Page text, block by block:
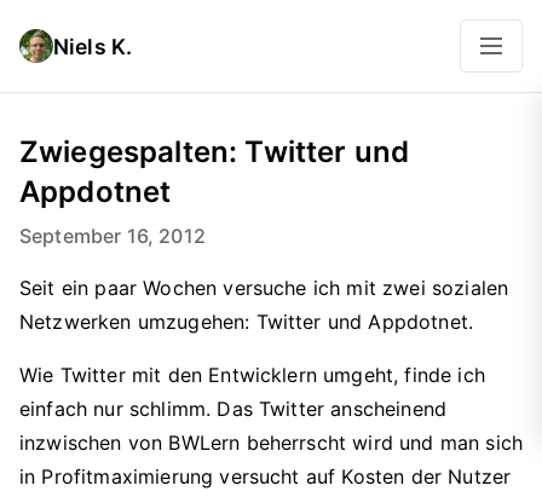
Niels K.
Zwiegespalten: Twitter und
Appdotnet
September 16, 2012
Seit ein paar Wochen versuche ich mit zwei sozialen
Netzwerken umzugehen: Twitter und Appdotnet.
Wie Twitter mit den Entwicklern umgeht, finde ich
einfach nur schlimm. Das Twitter anscheinend
inzwischen von BWLern beherrscht wird und man sich
in Profitmaximierung versucht auf Kosten der Nutzer